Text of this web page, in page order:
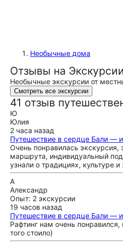
Необычные дома
Отзывы на
Необычные экскурсии от
Смотреть все экскурсии
41 отзыв
Ю
Юлия
2 часа назад
Путешествие в сердце Бали —
Очень понравилась экскурсия,
маршрута, индивидуальный
узнали о традициях, культуре
А
Александр
Опыт: 2 экскурсии
19 часов назад
Путешествие в сердце Бали —
Рафтинг нам очень
того стоило)